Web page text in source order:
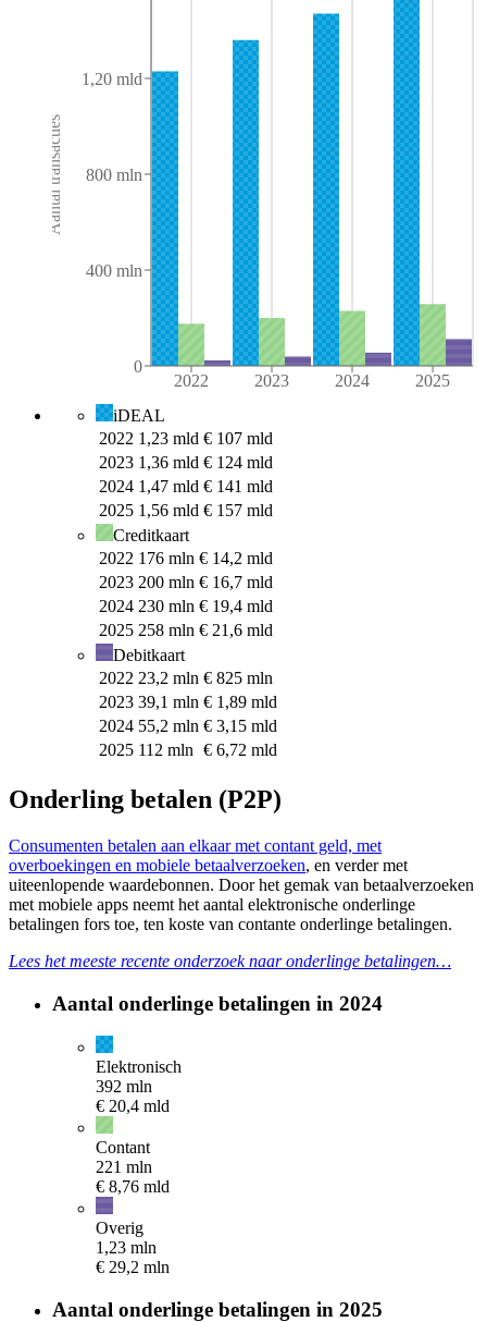
0
400 mln
800 mln
1,20 mld
Aantal transacties
2022 2023 2024 2025
iDEAL
2022 1,23 mld € 107 mld
2023 1,36 mld € 124 mld
2024 1,47 mld € 141 mld
2025 1,56 mld € 157 mld
Creditkaart
2022 176 mln € 14,2 mld
2023 200 mln € 16,7 mld
2024 230 mln € 19,4 mld
2025 258 mln € 21,6 mld
Debitkaart
2022 23,2 mln € 825 mln
2023 39,1 mln € 1,89 mld
2024 55,2 mln € 3,15 mld
2025 112 mln € 6,72 mld
Onderling betalen (P2P)
Consumenten betalen aan elkaar met contant geld, met
overboekingen en mobiele betaalverzoeken, en verder met
uiteenlopende waardebonnen. Door het gemak van betaalverzoeken
met mobiele apps neemt het aantal elektronische onderlinge
betalingen fors toe, ten koste van contante onderlinge betalingen.
Lees het meeste recente onderzoek naar onderlinge betalingen…
Aantal onderlinge betalingen in 2024
Elektronisch
392 mln
€ 20,4 mld
Contant
221 mln
€ 8,76 mld
Overig
1,23 mln
€ 29,2 mln
Aantal onderlinge betalingen in 2025